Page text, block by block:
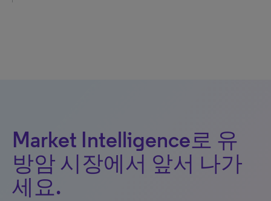
Market Intelligence로 유
방암 시장에서 앞서 나가
세요.